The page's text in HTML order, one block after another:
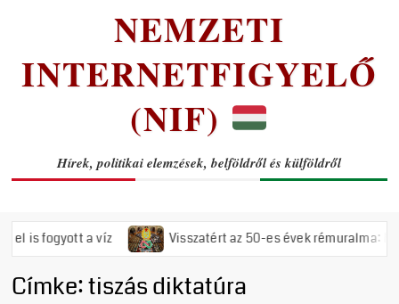
NEMZETI
INTERNETFIGYELŐ
(NIF)
Hírek, politikai elemzések, belföldről és külföldről
a víz Visszatért az 50-es évek rémuralma:
Címke:tiszás diktatúra